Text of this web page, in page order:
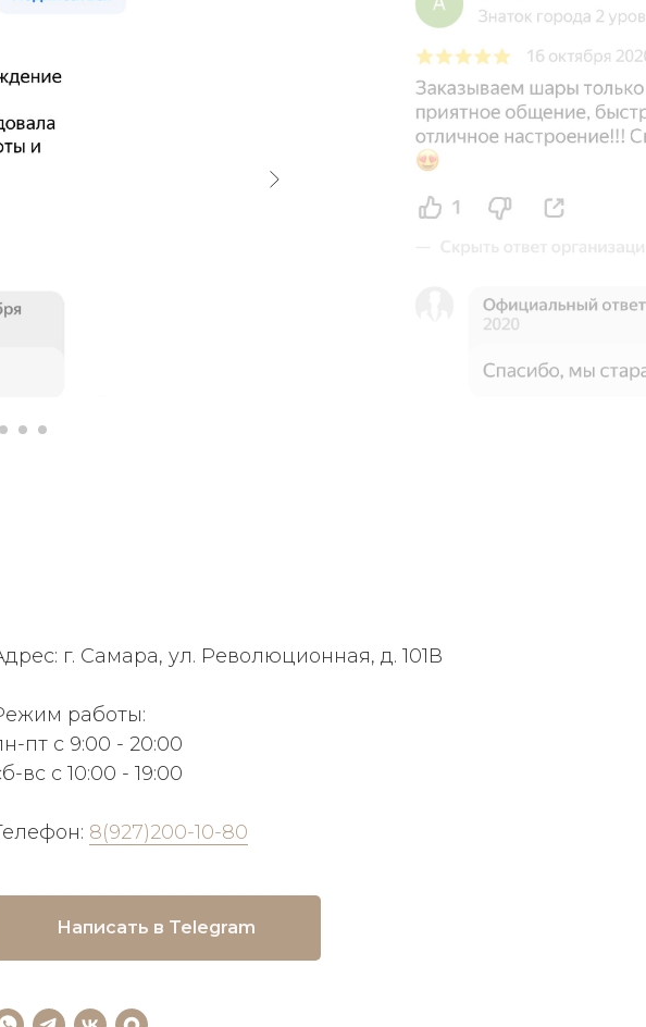
г. Самара, ул. Революционная, д. 101В
работы:
пт с 9:00 - 20:00
вс с 10:00 - 19:00
8(927)200-10-80
Написать в Telegram